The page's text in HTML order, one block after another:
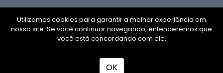
Copyright © 2026
CNPJ
Desenvolvido por
Utilizamos cookies para garantir a melhor experiência em
nosso site. Se você continuar navegando, entenderemos que
você está concordando com ele.
OK